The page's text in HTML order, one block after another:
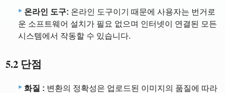
온라인 도구: 온라인 도구이기 때문에 사용자는 번거로
운 소프트웨어 설치가 필요 없으며 인터넷이 연결된 모든
시스템에서 작동할 수 있습니다.
5.2 단점
화질 : 변환의 정확성은 업로드된 이미지의 품질에 따라